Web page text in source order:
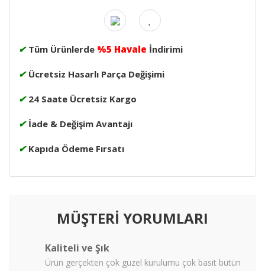
✔ Tüm Ürünlerde %5 Havale İndirimi
✔ Ücretsiz Hasarlı Parça Değişimi
✔ 24 Saate Ücretsiz Kargo
✔ İade & Değişim Avantajı
✔ Kapıda Ödeme Fırsatı
MÜŞTERİ YORUMLARI
Kaliteli ve Şık
Ürün gerçekten çok güzel kurulumu çok basit bütün